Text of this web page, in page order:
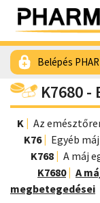
Belépés
K7680 -
K
Az
K76
Egyéb
K768
A máj
K7680
A
megbetegedései